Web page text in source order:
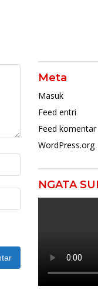
Meta
Masuk
Feed entri
Feed komentar
WordPress.org
NGATA